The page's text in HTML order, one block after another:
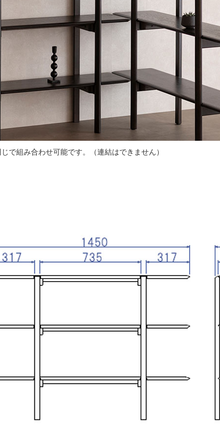
で組み合わせ可能です。（連結はできません）